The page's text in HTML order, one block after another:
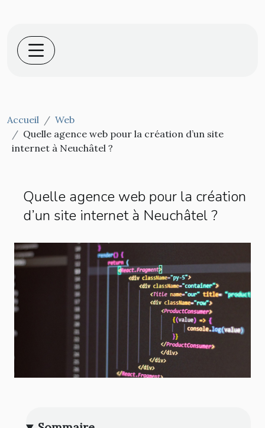
Accueil
Web
Quelle agence web pour la création d’un site
internet à Neuchâtel ?
Quelle agence web pour la création
d’un site internet à Neuchâtel ?